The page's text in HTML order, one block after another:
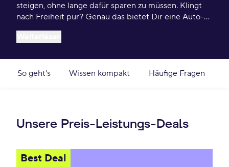
steigen, ohne lange dafür sparen zu müssen. Klingt
nach Freiheit pur? Genau das bietet Dir eine Auto-
Finanzierung ohne Anzahlung. Ob Du Dir einen
Vorabkosten finanzierst – bei beiden Varianten
bleibst Du finanziell flexibel, ohne auf Dein
So geht's Wissen kompakt Häufige Fragen
Unsere Preis-Leistungs-Deals
Best Deal